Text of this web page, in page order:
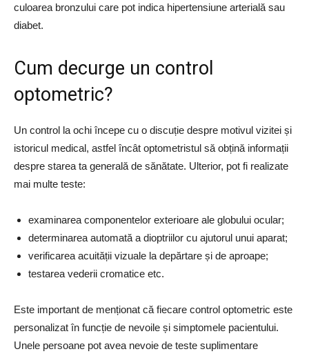
culoarea bronzului care pot indica hipertensiune arterială sau
diabet.
Cum decurge un control
optometric?
Un control la ochi începe cu o discuție despre motivul vizitei și
istoricul medical, astfel încât optometristul să obțină informații
despre starea ta generală de sănătate. Ulterior, pot fi realizate
mai multe teste:
examinarea componentelor exterioare ale globului ocular;
determinarea automată a dioptriilor cu ajutorul unui aparat;
verificarea acuității vizuale la depărtare și de aproape;
testarea vederii cromatice etc.
Este important de menționat că fiecare control optometric este
personalizat în funcție de nevoile și simptomele pacientului.
Unele persoane pot avea nevoie de teste suplimentare